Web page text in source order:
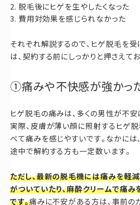
脱毛後にヒゲを生やしたくなった
費用対効果を感じられなかった
それぞれ解説するので、ヒゲ脱毛を
は、契約する前にしっかりと押さえてお
①痛みや不快感が強かっ
ヒゲ脱毛の痛みは、多くの男性が不安
実際、皮膚が薄い顔に照射するヒゲ
べて痛みを感じやすいです。なかには
途中で解約する方も一定数います。
ただし、最新の脱毛機には痛みを軽
がついていたり、麻酔クリームで痛
です。痛みに不安がある方は、事前の